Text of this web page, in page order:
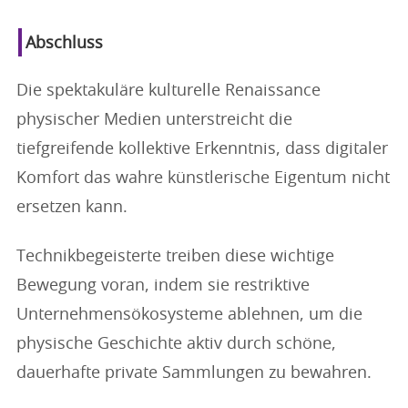
Abschluss
Die spektakuläre kulturelle Renaissance
physischer Medien unterstreicht die
tiefgreifende kollektive Erkenntnis, dass digitaler
Komfort das wahre künstlerische Eigentum nicht
ersetzen kann.
Technikbegeisterte treiben diese wichtige
Bewegung voran, indem sie restriktive
Unternehmensökosysteme ablehnen, um die
physische Geschichte aktiv durch schöne,
dauerhafte private Sammlungen zu bewahren.